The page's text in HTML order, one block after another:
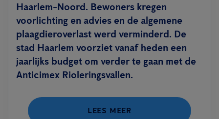
Haarlem-Noord. Bewoners kregen
voorlichting en advies en de algemene
plaagdieroverlast werd verminderd. De
stad Haarlem voorziet vanaf heden een
jaarlijks budget om verder te gaan met de
Anticimex Rioleringsvallen.
LEES MEER